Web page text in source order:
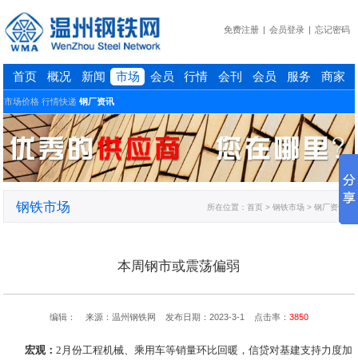
免费注册 会员登录 忘记密码
首页 概况 新闻 市场 会员 行情 会刊 会员 服务 商家
市场价格 行情快递 钢厂资讯
所在位置： 首页> 钢铁市场 > 钢厂资讯
钢铁市场
本周钢市或震荡偏弱
编辑： 来源：温州钢铁网 发布日期：2023-3-1 点击率： 3850
宏观： 2月份工程机械、乘用车等销量环比回暖，信贷对基建支持力度加